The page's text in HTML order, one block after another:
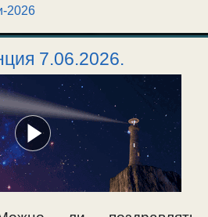
2026
7.06.2026.